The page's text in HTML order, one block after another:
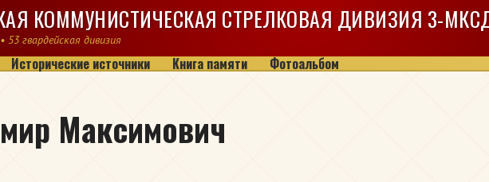
КОММУНИСТИЧЕСКАЯ СТРЕЛКОВАЯ ДИВИЗИЯ 3-
53 гвардейская дивизия
Исторические источники Книга памяти Фотоальбом
Максимович